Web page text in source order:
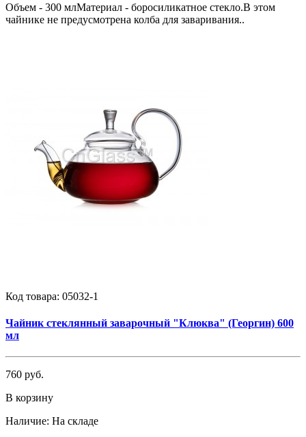
Объем - 300 млМатериал - боросиликатное стекло.В этом
чайнике не предусмотрена колба для заваривания..
Код товара: 05032-1
Чайник стеклянный заварочный "Клюква" (Георгин) 600
мл
760 руб.
В корзину
Наличие: На складе